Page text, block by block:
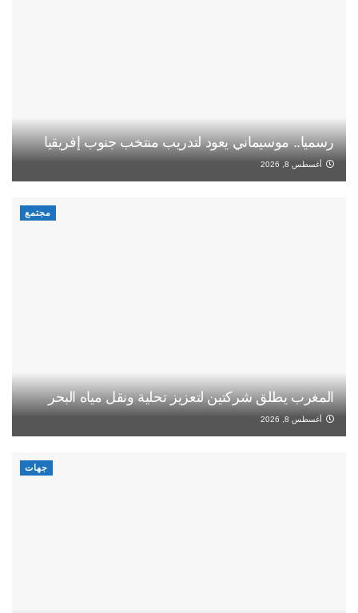
رسميا.. موسيماني يعود لتدريب منتخب جنوب إفريقيا
أغسطس 8, 2026
مجتمع
المغرب يطلق شركتين لتعزيز تحلية ونقل مياه البحر
أغسطس 8, 2026
جهات